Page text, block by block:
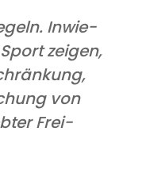
Inwie­
zei­gen,
von
Frei­